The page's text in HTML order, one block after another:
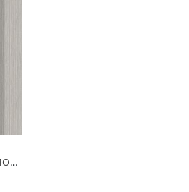
Обои WALL UP 656361 MODERN BEAUTY/СОВРЕМЕННАЯ КРАСОТА